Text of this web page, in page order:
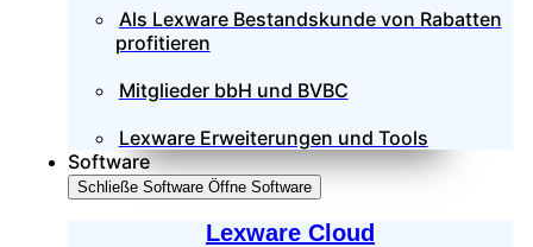
Als Lexware Bestandskunde von Rabatten
profitieren
Mitglieder bbH und BVBC
Lexware Erweiterungen und Tools
Software
Schließe Software Öffne Software
Lexware Cloud